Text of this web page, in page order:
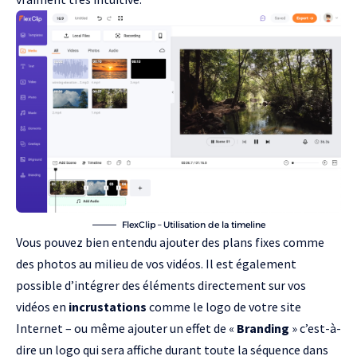
FlexClip – Utilisation de la timeline
Vous pouvez bien entendu ajouter des plans fixes comme
des photos au milieu de vos vidéos. Il est également
possible d’intégrer des éléments directement sur vos
vidéos en incrustations comme le logo de votre site
Internet – ou même ajouter un effet de « Branding » c’est-à-
dire un logo qui sera affiche durant toute la séquence dans